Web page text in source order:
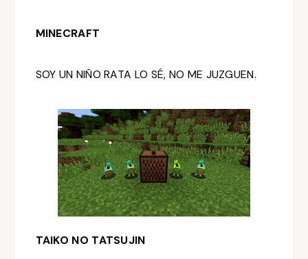
MINECRAFT
SOY UN NIÑO RATA LO SÉ, NO ME JUZGUEN.
TAIKO NO TATSUJIN